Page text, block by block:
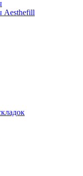
Aesthefill